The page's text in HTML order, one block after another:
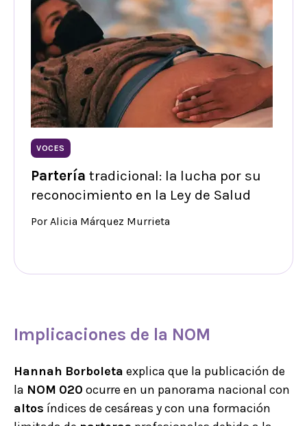
VOCES
Partería tradicional: la lucha por su
reconocimiento en la Ley de Salud
Por Alicia Márquez Murrieta
Implicaciones de la NOM
Hannah Borboleta explica que la publicación de
la NOM 020 ocurre en un panorama nacional con
altos índices de cesáreas y con una formación